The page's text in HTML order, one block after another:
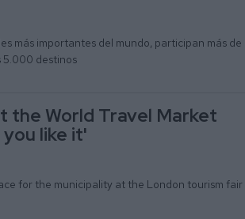
más importantes del mundo, participan más de
5.000 destinos
the World Travel Market
like it'
for the municipality at the London tourism fair